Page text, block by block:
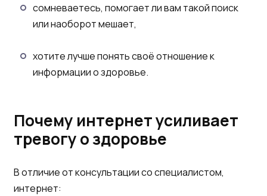
сомневаетесь, помогает ли вам такой поиск
или наоборот мешает,
хотите лучше понять своё отношение к
информации о здоровье.
Почему интернет усиливает
тревогу о здоровье
В отличие от консультации со специалистом,
интернет: